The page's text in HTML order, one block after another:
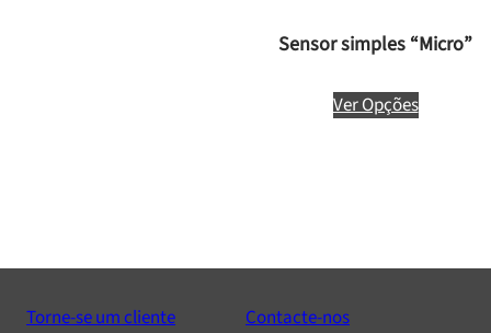
Sensor simples “Micro”
Ver Opções
Torne-se um cliente Contacte-nos